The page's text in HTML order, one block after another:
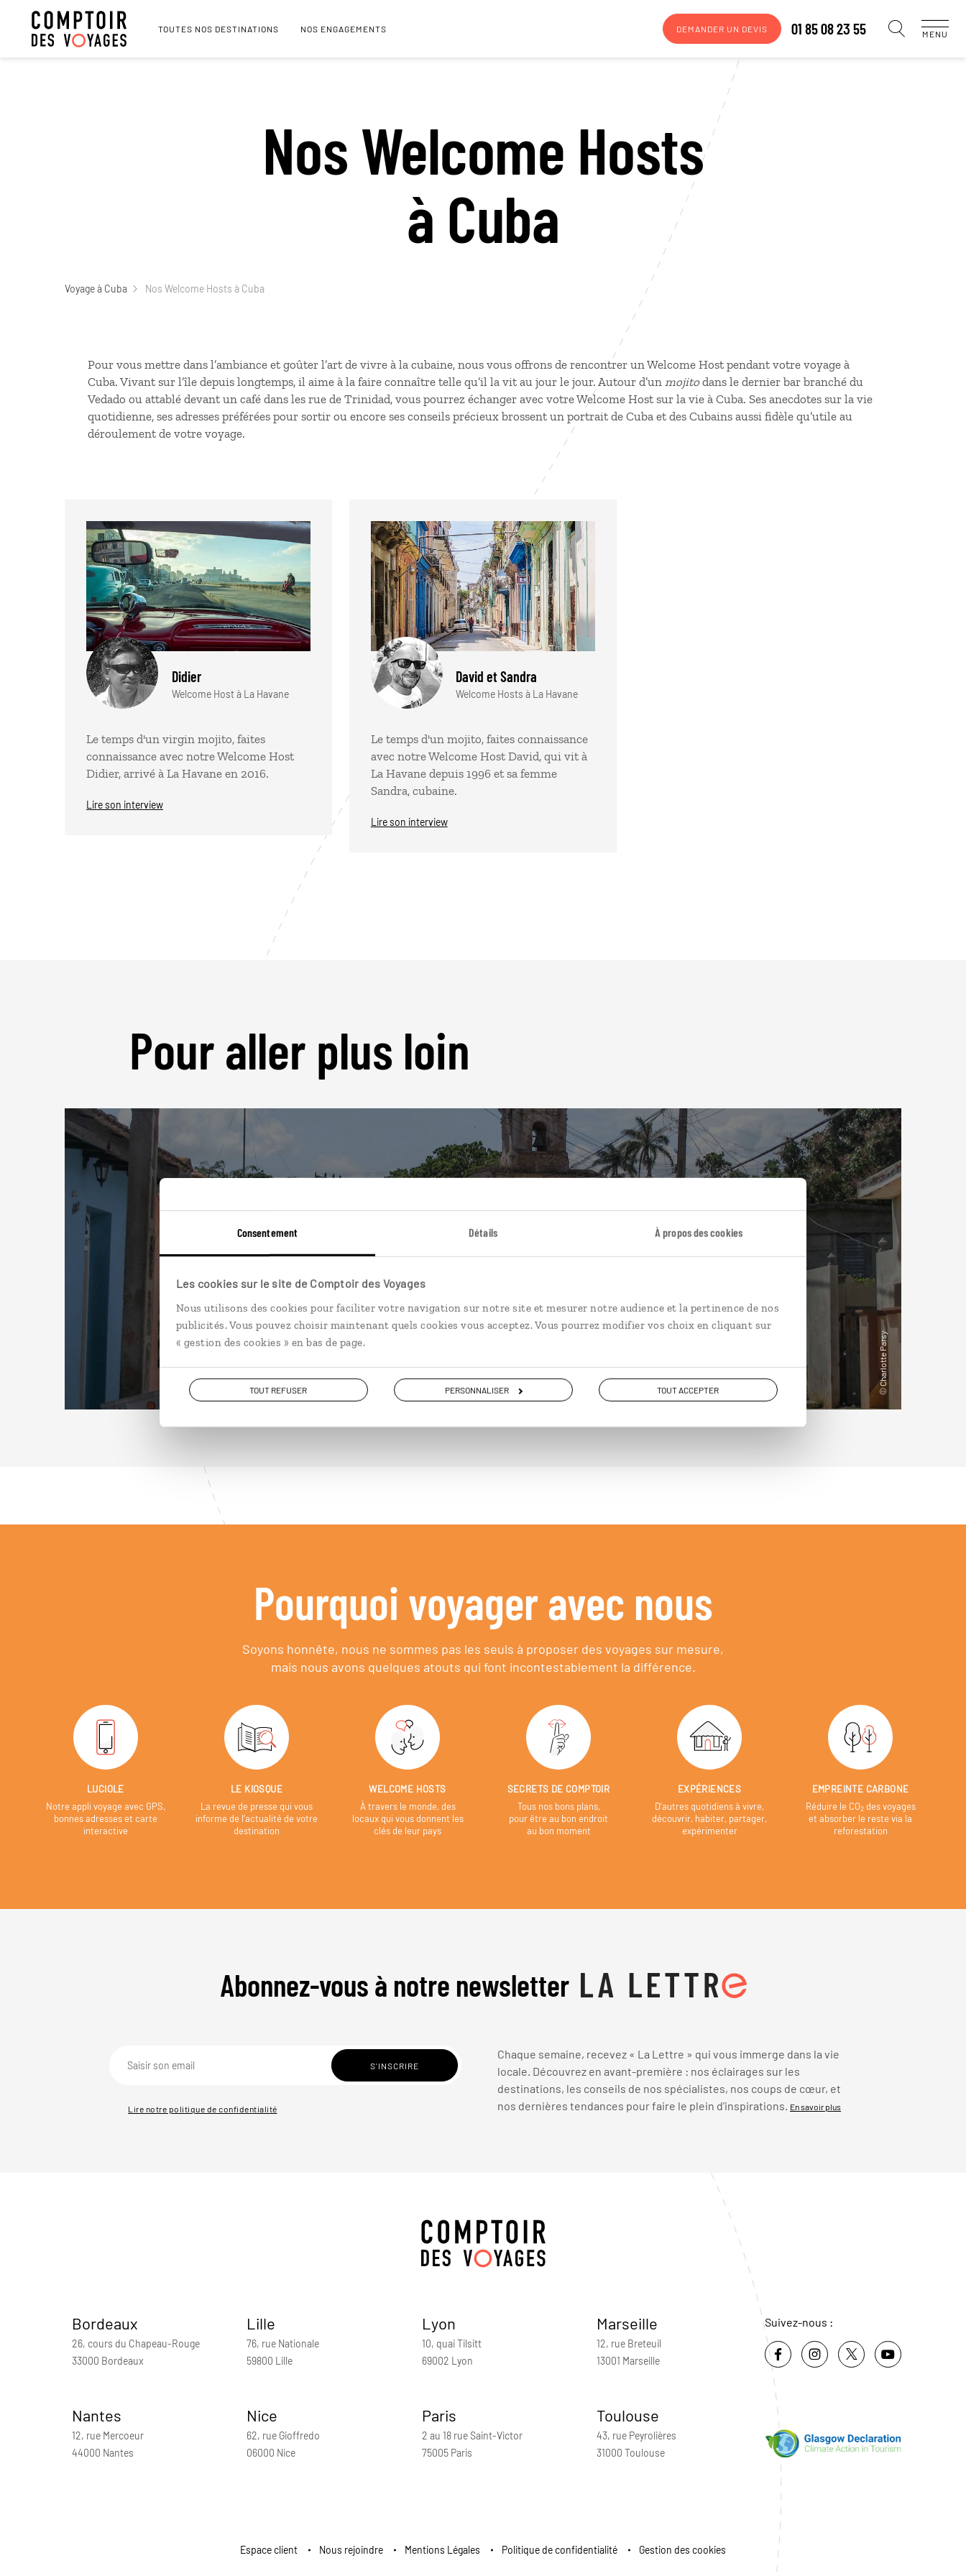
Consentement Détails À propos des cookies
Les cookies sur le site de Comptoir des Voyages
Nous utilisons des cookies pour faciliter votre navigation sur notre site et mesurer notre audience et la pertinence de nos
publicités. Vous pouvez choisir maintenant quels cookies vous acceptez. Vous pourrez modifier vos choix en cliquant sur
« gestion des cookies » en bas de page.
TOUT REFUSER PERSONNALISER TOUT ACCEPTER
TOUTES NOS DESTINATIONS NOS ENGAGEMENTS DEMANDER UN DEVIS 01 85 08 23 55 MENU
Nos Welcome Hosts
à Cuba
Voyage à Cuba Nos Welcome Hosts à Cuba
Pour vous mettre dans l’ambiance et goûter l’art de vivre à la cubaine, nous vous offrons de rencontrer un Welcome Host pendant votre voyage à
Cuba. Vivant sur l’île depuis longtemps, il aime à la faire connaître telle qu’il la vit au jour le jour. Autour d’un mojitodans le dernier bar branché du
Vedado ou attablé devant un café dans les rue de Trinidad, vous pourrez échanger avec votre Welcome Host sur la vie à Cuba. Ses anecdotes sur la vie
quotidienne, ses adresses préférées pour sortir ou encore ses conseils précieux brossent un portrait de Cuba et des Cubains aussi fidèle qu’utile au
déroulement de votre voyage.
Didier
Welcome Host à La Havane
Le temps d'un virgin mojito, faites
connaissance avec notre Welcome Host
Didier, arrivé à La Havane en 2016.
Lire son interview
David et Sandra
Welcome Hosts à La Havane
Le temps d'un mojito, faites connaissance
avec notre Welcome Host David, qui vit à
La Havane depuis 1996 et sa femme
Sandra, cubaine.
Lire son interview
Pour aller plus loin
Cuba
DÉCOUVRIR
Pourquoi voyager avec nous
Soyons honnête, nous ne sommes pas les seuls à proposer des voyages sur mesure,
mais nous avons quelques atouts qui font incontestablement la différence.
LUCIOLE
Notre appli voyage avec GPS,
bonnes adresses et carte
interactive
LE KIOSQUE
La revue de presse qui vous
informe de l’actualité de votre
destination
WELCOME HOSTS
À travers le monde, des
locaux qui vous donnent les
clés de leur pays
SECRETS DE COMPTOIR
Tous nos bons plans,
pour être au bon endroit
au bon moment
EXPÉRIENCES
D’autres quotidiens à vivre,
découvrir, habiter, partager,
expérimenter
EMPREINTE CARBONE
Réduire le CO2des voyages
et absorber le reste via la
reforestation
Abonnez-vous à notre newsletter
Lire notre politique de confidentialité
Chaque semaine, recevez « La Lettre » qui vous immerge dans la vie
locale. Découvrez en avant-première : nos éclairages sur les
destinations, les conseils de nos spécialistes, nos coups de cœur, et
nos dernières tendances pour faire le plein d’inspirations. En savoir plus
Bordeaux
26, cours du Chapeau-Rouge
33000 Bordeaux
Lille
76, rue Nationale
59800 Lille
Lyon
10, quai Tilsitt
69002 Lyon
Marseille
12, rue Breteuil
13001 Marseille
Nantes
12, rue Mercoeur
44000 Nantes
Nice
62, rue Gioffredo
06000 Nice
Paris
2 au 18 rue Saint-Victor
75005 Paris
Toulouse
43, rue Peyrolières
31000 Toulouse
Suivez-nous :
Espace client Nous rejoindre Mentions Légales Politique de confidentialité Gestion des cookies